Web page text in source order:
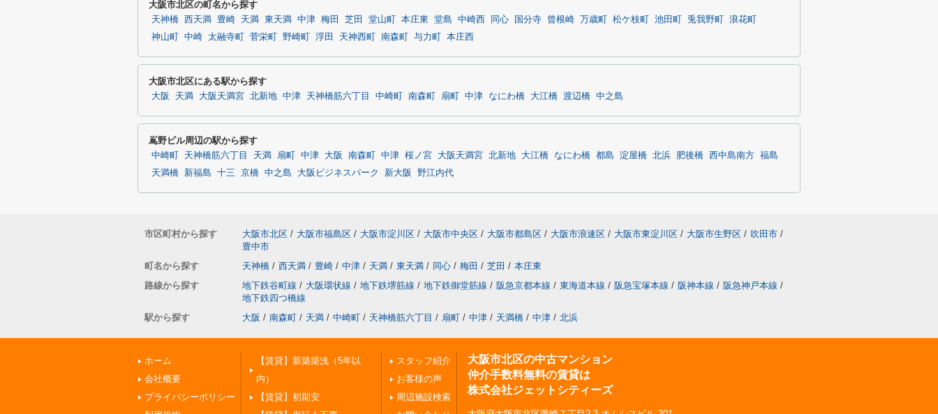
大阪市北区の町名から探す
天神橋 西天満 豊崎 天満 東天満 中津 梅田 芝田 堂山町 本庄東 堂島 中崎西 同心 国分寺 曾根崎 万歳町 松ケ枝町 池田町 兎我野町
浪花町
神山町
中崎 太融寺町 菅栄町 野崎町 浮田 天神西町 南森町 与力町 本庄西
大阪市北区にある駅から探す
大阪 天満 大阪天満宮 北新地 中津 天神橋筋六丁目 中崎町 南森町 扇町 中津 なにわ橋 大江橋 渡辺橋 中之島
嶌野ビル周辺の駅から探す
中崎町 天神橋筋六丁目 天満 扇町 中津 大阪 南森町 中津 桜ノ宮 大阪天満宮 北新地 大江橋 なにわ橋 都島 淀屋橋 北浜 肥後橋 西中島南方 福島
天満橋
新福島 十三 京橋 中之島 大阪ビジネスパーク 新大阪 野江内代
市区町村から探す 大阪市北区 / 大阪市福島区 / 大阪市淀川区 / 大阪市中央区 / 大阪市都島区 / 大阪市浪速区 / 大阪市東淀川区 / 大阪市生野区 / 吹田市 /
豊中市
町名から探す
天神橋 / 西天満 / 豊崎 / 中津 / 天満 / 東天満 / 同心 / 梅田 / 芝田 / 本庄東
路線から探す
地下鉄谷町線 / 大阪環状線 / 地下鉄堺筋線 / 地下鉄御堂筋線 / 阪急京都本線 / 東海道本線 / 阪急宝塚本線 / 阪神本線 / 阪急神戸本線 /
地下鉄四つ橋線
駅から探す
大阪 / 南森町 / 天満 / 中崎町 / 天神橋筋六丁目 / 扇町 / 中津 / 天満橋 / 中津 / 北浜
ホーム
会社概要
プライバシーポリシー
【賃貸】新築築浅（5年以
内）
【賃貸】初期安
スタッフ紹介
お客様の声
周辺施設検索
大阪市北区の中古マンション
仲介手数料無料の賃貸は
株式会社ジェットシティーズ